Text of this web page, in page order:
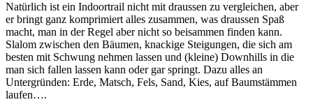
Natürlich ist ein Indoortrail nicht mit draussen zu vergleichen, aber
er bringt ganz komprimiert alles zusammen, was draussen Spaß
macht, man in der Regel aber nicht so beisammen finden kann.
Slalom zwischen den Bäumen, knackige Steigungen, die sich am
besten mit Schwung nehmen lassen und (kleine) Downhills in die
man sich fallen lassen kann oder gar springt. Dazu alles an
Untergründen: Erde, Matsch, Fels, Sand, Kies, auf Baumstämmen
laufen….